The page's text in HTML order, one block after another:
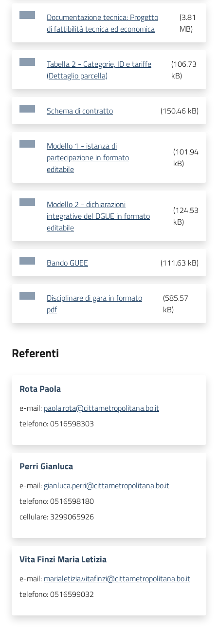
Documentazione tecnica: Progetto
di fattibilità tecnica ed economica
(3.81
MB)
Tabella 2 - Categorie, ID e tariffe
(Dettaglio parcella)
(106.73
kB)
Schema di contratto (150.46 kB)
Modello 1 - istanza di
partecipazione in formato
editabile
(101.94
kB)
Modello 2 - dichiarazioni
integrative del DGUE in formato
editabile
(124.53
kB)
Bando GUEE (111.63 kB)
Disciplinare di gara in formato
pdf
(585.57
kB)
Referenti
Rota Paola
e-mail: paola.rota@cittametropolitana.bo.it
telefono:0516598303
Perri Gianluca
e-mail: gianluca.perri@cittametropolitana.bo.it
telefono:0516598180
cellulare: 3299065926
Vita Finzi Maria Letizia
e-mail: marialetizia.vitafinzi@cittametropolitana.bo.it
telefono:0516599032